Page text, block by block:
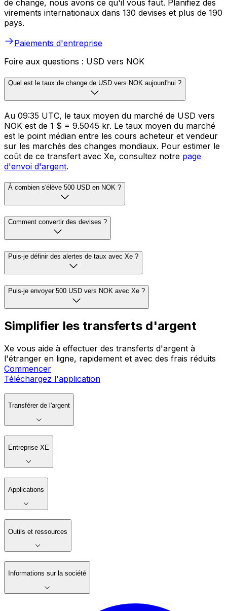
Les paiements commerciaux
mondiaux simplifiés.
Que vous ayez besoin d'effectuer des paiements
de change, nous avons ce qu'il vous faut. Planifiez des
pays.
Paiements d'entreprise
Foire aux questions : USD vers NOK
Quel est le taux de change de USD vers NOK aujourd'hui ?
NOK est de 1 $ = 9.5045 kr. Le taux moyen du marché
est le point médian entre les cours acheteur et vendeur
sur les marchés des changes mondiaux. Pour estimer le
coût de ce transfert avec Xe, consultez notre
d'envoi d'argent.
Puis-je envoyer 500 USD vers NOK avec Xe ?
Simplifier les transferts d'argent
Xe vous aide à effectuer des transferts d'argent à
l'étranger en ligne, rapidement et avec des frais réduits
Téléchargez l'application
Transférer de l'argent
Entreprise XE
Applications
Outils et ressources